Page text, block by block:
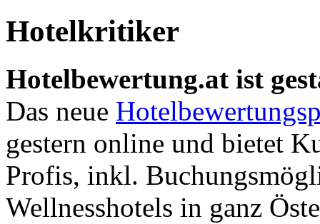
Hotelkritiker
Hotelbewertung.at ist
Das neue
gestern online und bietet
Profis, inkl.
Wellnesshotels in ganz